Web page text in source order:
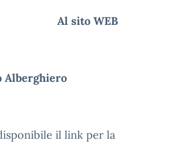
Al sito WEB
Alberghiero
il link per la